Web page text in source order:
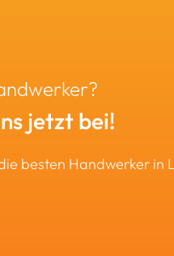
jetzt bei!
besten Handwerker in